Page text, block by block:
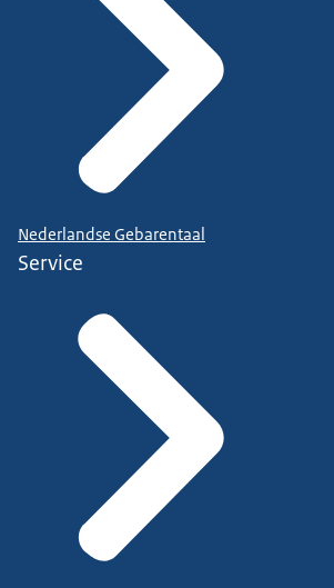
Nederlandse Gebarentaal
Service